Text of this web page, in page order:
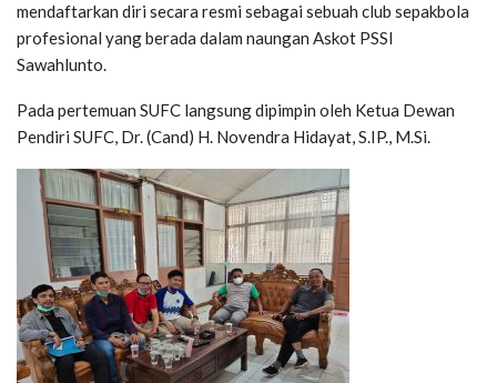
mendaftarkan diri secara resmi sebagai sebuah club sepakbola
profesional yang berada dalam naungan Askot PSSI
Sawahlunto.
Pada pertemuan SUFC langsung dipimpin oleh Ketua Dewan
Pendiri SUFC, Dr. (Cand) H. Novendra Hidayat, S.IP., M.Si.